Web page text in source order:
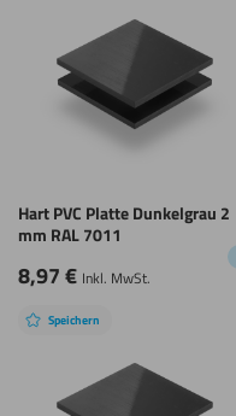
Hart PVC Platte Dunkelgrau 2
mm RAL 7011
8,97€ Inkl. MwSt.
Speichern